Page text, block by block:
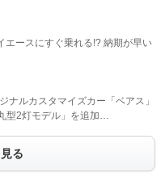
エースにすぐ乗れる!? 納期が早い
ナルカスタマイズカー「ベアス」
型2灯モデル」を追加…
る